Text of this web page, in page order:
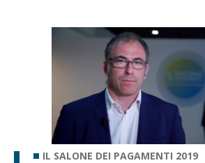
IL SALONE DEI PAGAMENTI 2019